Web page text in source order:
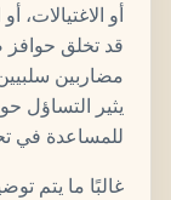
أو الاغتيالات،
قد تخلق
مضاربين
يثير التساؤل
للمساعدة في
غالبًا ما يتم